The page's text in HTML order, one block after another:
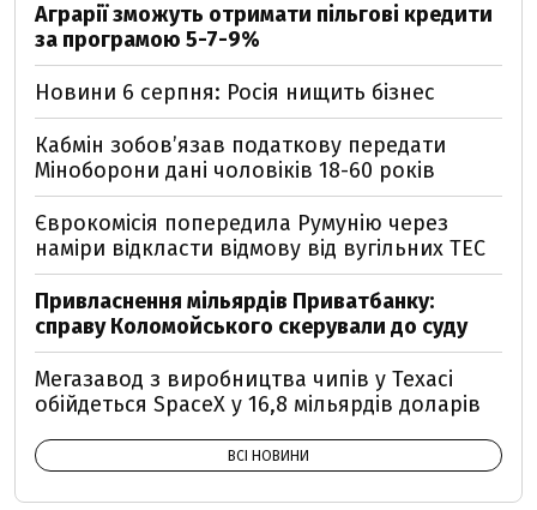
Аграрії зможуть отримати пільгові кредити
за програмою 5-7-9%
Новини 6 серпня: Росія нищить бізнес
Кабмін зобовʼязав податкову передати
Міноборони дані чоловіків 18-60 років
Єврокомісія попередила Румунію через
наміри відкласти відмову від вугільних ТЕС
Привласнення мільярдів Приватбанку:
справу Коломойського скерували до суду
Мегазавод з виробництва чипів у Техасі
обійдеться SpaceX у 16,8 мільярдів доларів
ВСІ НОВИНИ